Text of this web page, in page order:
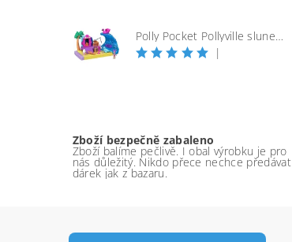
Polly Pocket Pollyville slunečná pláž
|
Zboží bezpečně zabaleno
Zboží balíme pečlivě. I obal výrobku je pro
nás důležitý. Nikdo přece nechce předávat
dárek jak z bazaru.